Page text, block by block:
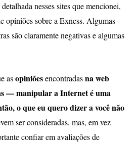
nesses sites que mencionei,
opiniões sobre a Exness. Algumas
são claramente negativas e algumas
asopiniõesencontradasna web
— manipular a Internet é uma
o que eu quero dizer a você não
ser consideradas, mas, em vez
confiar em avaliações de